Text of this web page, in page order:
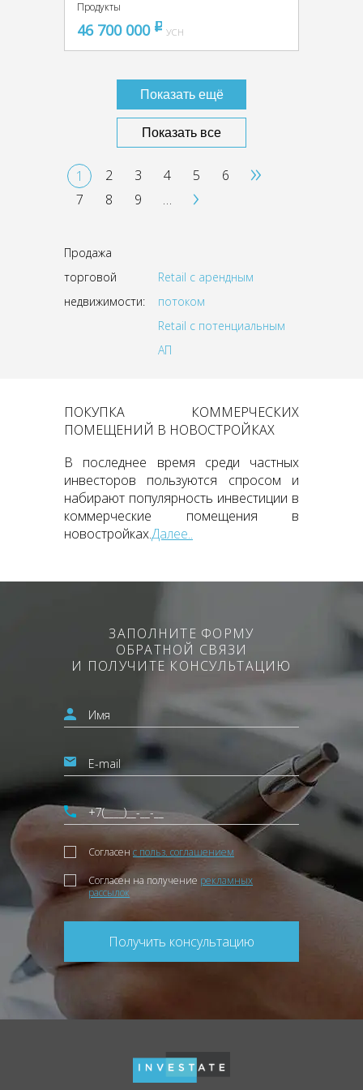
Продукты
46 700 000 pуб
УСН
Показать ещё
Показать все
1 2 3 4 5
6
7
8 9 … ›
»
Продажа
торговой
недвижимости:
Retail с арендным
потоком
Retail с потенциальным
АП
ПОКУПКА КОММЕРЧЕСКИХ
ПОМЕЩЕНИЙ В НОВОСТРОЙКАХ
В последнее время среди частных
инвесторов пользуются спросом и
набирают популярность инвестиции в
коммерческие помещения в
новостройках.Далее..
ЗАПОЛНИТЕ ФОРМУ
ОБРАТНОЙ СВЯЗИ
И ПОЛУЧИТЕ КОНСУЛЬТАЦИЮ
Согласен с польз. соглашением
Согласен на получение рекламных
рассылок
Получить консультацию